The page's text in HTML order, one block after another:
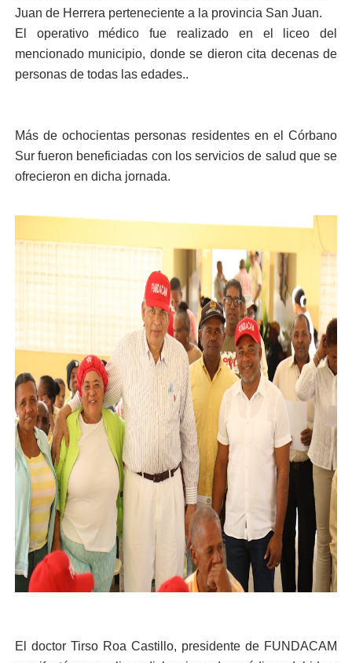
Juan de Herrera perteneciente a la provincia San Juan.
El operativo médico fue realizado en el liceo del
mencionado municipio, donde se dieron cita decenas de
personas de todas las edades..
Más de ochocientas personas residentes en el Córbano
Sur fueron beneficiadas con los servicios de salud que se
ofrecieron en dicha jornada.
El doctor Tirso Roa Castillo, presidente de FUNDACAM